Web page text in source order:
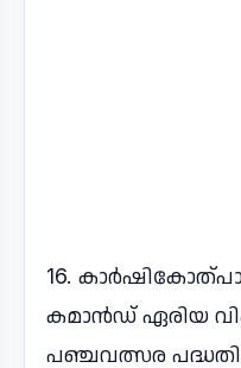
16.
കമാൻഡ് ഏരിയ
പഞ്ചവത്സര